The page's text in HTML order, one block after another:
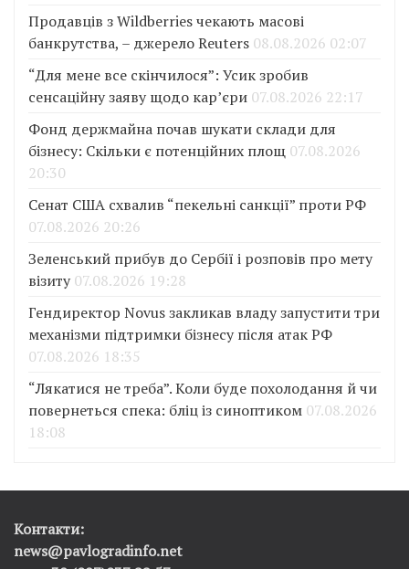
Продавців з Wildberries чекають масові
банкрутства, – джерело Reuters 08.08.2026 02:07
“Для мене все скінчилося”: Усик зробив
сенсаційну заяву щодо кар’єри 07.08.2026 22:17
Фонд держмайна почав шукати склади для
бізнесу: Скільки є потенційних площ 07.08.2026
20:30
Сенат США схвалив “пекельні санкції” проти РФ
07.08.2026 20:26
Зеленський прибув до Сербії і розповів про мету
візиту 07.08.2026 19:28
Гендиректор Novus закликав владу запустити три
механізми підтримки бізнесу після атак РФ
07.08.2026 18:35
“Лякатися не треба”. Коли буде похолодання й чи
повернеться спека: бліц із синоптиком 07.08.2026
18:08
Контакти:
news@pavlogradinfo.net